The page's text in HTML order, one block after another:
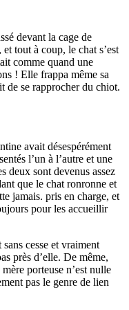
devant la cage de
tout à coup, le chat s’est
comme quand une
! Elle frappa même sa
de se rapprocher du chiot.
avait désespérément
l’un à l’autre et une
deux sont devenus assez
que le chat ronronne et
jamais. pris en charge, et
pour les accueillir
cesse et vraiment
près d’elle. De même,
porteuse n’est nulle
pas le genre de lien